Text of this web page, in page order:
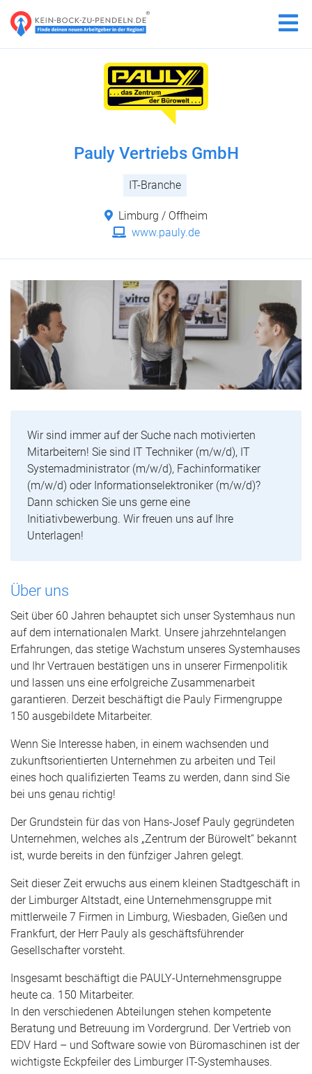
Pauly Vertriebs GmbH
IT-Branche
Limburg / Offheim
www.pauly.de
Wir sind immer auf der Suche nach motivierten
Mitarbeitern! Sie sind IT Techniker (m/w/d), IT
Systemadministrator (m/w/d), Fachinformatiker
(m/w/d) oder Informationselektroniker (m/w/d)?
Dann schicken Sie uns gerne eine
Initiativbewerbung. Wir freuen uns auf Ihre
Unterlagen!
Über uns
Seit über 60 Jahren behauptet sich unser Systemhaus nun
auf dem internationalen Markt. Unsere jahrzehntelangen
Erfahrungen, das stetige Wachstum unseres Systemhauses
und Ihr Vertrauen bestätigen uns in unserer Firmenpolitik
und lassen uns eine erfolgreiche Zusammenarbeit
garantieren. Derzeit beschäftigt die Pauly Firmengruppe
150 ausgebildete Mitarbeiter.
Wenn Sie Interesse haben, in einem wachsenden und
zukunftsorientierten Unternehmen zu arbeiten und Teil
eines hoch qualifizierten Teams zu werden, dann sind Sie
bei uns genau richtig!
Der Grundstein für das von Hans-Josef Pauly gegründeten
Unternehmen, welches als „Zentrum der Bürowelt“ bekannt
ist, wurde bereits in den fünfziger Jahren gelegt.
Seit dieser Zeit erwuchs aus einem kleinen Stadtgeschäft in
der Limburger Altstadt, eine Unternehmensgruppe mit
mittlerweile 7 Firmen in Limburg, Wiesbaden, Gießen und
Frankfurt, der Herr Pauly als geschäftsführender
Gesellschafter vorsteht.
Insgesamt beschäftigt die PAULY-Unternehmensgruppe
heute ca. 150 Mitarbeiter.
In den verschiedenen Abteilungen stehen kompetente
Beratung und Betreuung im Vordergrund. Der Vertrieb von
EDV Hard – und Software sowie von Büromaschinen ist der
wichtigste Eckpfeiler des Limburger IT-Systemhauses.